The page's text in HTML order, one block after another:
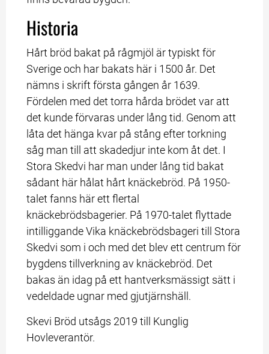
Historia
Hårt bröd bakat på rågmjöl är typiskt för
Sverige och har bakats här i 1500 år. Det
nämns i skrift första gången år 1639.
Fördelen med det torra hårda brödet var att
det kunde förvaras under lång tid. Genom att
låta det hänga kvar på stång efter torkning
såg man till att skadedjur inte kom åt det. I
Stora Skedvi har man under lång tid bakat
sådant här hålat hårt knäckebröd. På 1950-
talet fanns här ett flertal
knäckebrödsbagerier. På 1970-talet flyttade
intilliggande Vika knäckebrödsbageri till Stora
Skedvi som i och med det blev ett centrum för
bygdens tillverkning av knäckebröd. Det
bakas än idag på ett hantverksmässigt sätt i
vedeldade ugnar med gjutjärnshäll.
Skevi Bröd utsågs 2019 till Kunglig
Hovleverantör.